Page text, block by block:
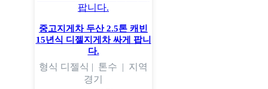
중고지게차 두산 2.5톤 캐빈
15년식 디젤지게차 싸게 팝니
다.
형식 디젤식 | 톤수 | 지역
경기